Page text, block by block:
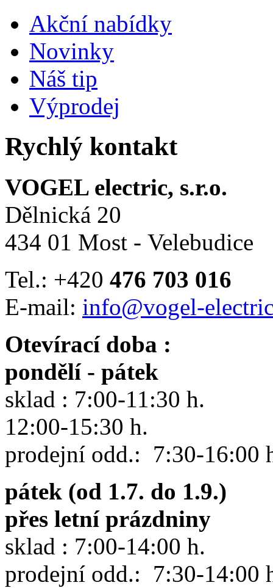
Akční nabídky
Novinky
Náš tip
Výprodej
Rychlý kontakt
VOGEL electric, s.r.o.
Dělnická 20
434 01 Most - Velebudice
Tel.: +420 476 703 016
E-mail: info@vogel-
Otevírací doba :
pondělí - pátek
sklad : 7:00-11:30 h.
12:00-15:30 h.
prodejní odd.: 7:30-16:00
pátek (od 1.7. do 1.9.)
přes letní prázdniny
sklad : 7:00-14:00 h.
prodejní odd.: 7:30-14:00